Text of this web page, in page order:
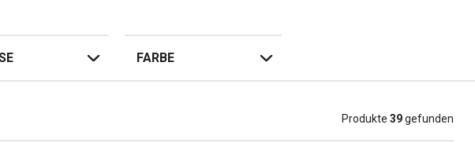
FARBE
Produkte 39gefunden